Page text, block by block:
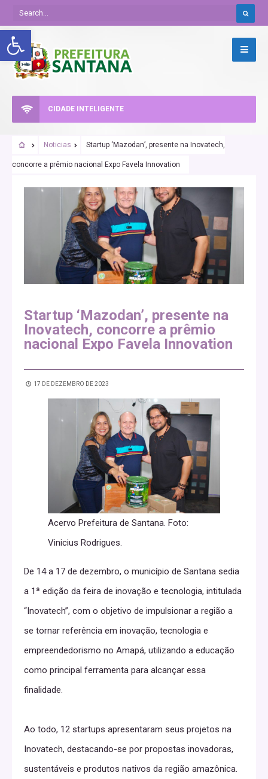
Abrir a barra de ferramentas
CIDADE INTELIGENTE
Noticias Startup ‘Mazodan’, presente na Inovatech,
concorre a prêmio nacional Expo Favela Innovation
Startup ‘Mazodan’, presente na
Inovatech, concorre a prêmio
nacional Expo Favela Innovation
17 DE DEZEMBRO DE 2023
Acervo Prefeitura de Santana. Foto:
Vinicius Rodrigues.
De 14 a 17 de dezembro, o município de Santana sedia
a 1ª edição da feira de inovação e tecnologia, intitulada
“Inovatech”, com o objetivo de impulsionar a região a
se tornar referência em inovação, tecnologia e
empreendedorismo no Amapá, utilizando a educação
como principal ferramenta para alcançar essa
finalidade.
Ao todo, 12 startups apresentaram seus projetos na
Inovatech, destacando-se por propostas inovadoras,
sustentáveis e produtos nativos da região amazônica.